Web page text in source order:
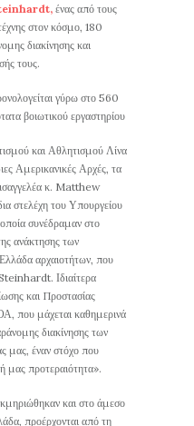
ένας από τους
στον κόσμο, 180
διακίνησης και
τους.
γύρω στο 560
βοιωτικού εργαστηρίου
και Αθλητισμού Λίνα
Αμερικανικές Αρχές, τα
κ. Matthew
στελέχη του Υπουργείου
συνέδραμαν στο
ανάκτησης των
αρχαιοτήτων, που
Ιδιαίτερα
και Προστασίας
που μάχεται καθημερινά
διακίνησης των
μας, έναν στόχο που
μας προτεραιότητα».
και στο άμεσο
προέρχονται από τη